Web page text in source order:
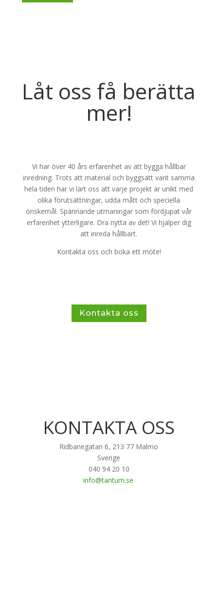
Låt oss få berätta
mer!
Vi har över 40 års erfarenhet av att bygga hållbar
inredning. Trots att material och byggsätt varit samma
hela tiden har vi lärt oss att varje projekt är unikt med
olika förutsättningar, udda mått och speciella
önskemål. Spännande utmaningar som fördjupat vår
erfarenhet ytterligare. Dra nytta av det! Vi hjälper dig
att inreda hållbart.
Kontakta oss och boka ett möte!
Kontakta oss
KONTAKTA OSS
Ridbanegatan 6, 213 77 Malmo
Sverige
040 94 20 10
info@tantum.se